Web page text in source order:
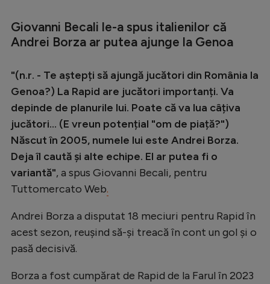
Tenis
Handbal
Natație
Formula 1
Gimnastică
Auto
Ciclism
Alte sporturi
JO 2024
Giovanni Becali le-a spus italienilor că
Andrei Borza ar putea ajunge la Genoa
"(n.r. - Te aștepți să ajungă jucători din România la
Genoa?) La Rapid are jucători importanți. Va
depinde de planurile lui. Poate că va lua câțiva
jucători... (E vreun potențial "om de piață?")
Născut în 2005, numele lui este Andrei Borza.
Deja îl caută și alte echipe. El ar putea fi o
variantă", a spus Giovanni Becali, pentru
Tuttomercato Web.
Andrei Borza a disputat 18 meciuri pentru Rapid în
acest sezon, reușind să-și treacă în cont un gol și o
pasă decisivă.
Borza a fost cumpărat de Rapid de la Farul în 2023